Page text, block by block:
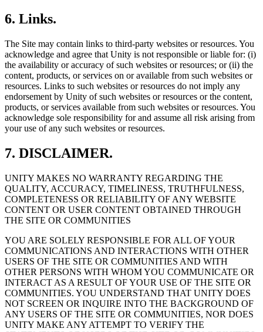
6. Links.
The Site may contain links to third-party websites or resources. You
acknowledge and agree that Unity is not responsible or liable for: (i)
the availability or accuracy of such websites or resources; or (ii) the
content, products, or services on or available from such websites or
resources. Links to such websites or resources do not imply any
endorsement by Unity of such websites or resources or the content,
products, or services available from such websites or resources. You
acknowledge sole responsibility for and assume all risk arising from
your use of any such websites or resources.
7. DISCLAIMER.
UNITY MAKES NO WARRANTY REGARDING THE
QUALITY, ACCURACY, TIMELINESS, TRUTHFULNESS,
COMPLETENESS OR RELIABILITY OF ANY WEBSITE
CONTENT OR USER CONTENT OBTAINED THROUGH
THE SITE OR COMMUNITIES
YOU ARE SOLELY RESPONSIBLE FOR ALL OF YOUR
COMMUNICATIONS AND INTERACTIONS WITH OTHER
USERS OF THE SITE OR COMMUNITIES AND WITH
OTHER PERSONS WITH WHOM YOU COMMUNICATE OR
INTERACT AS A RESULT OF YOUR USE OF THE SITE OR
COMMUNITIES. YOU UNDERSTAND THAT UNITY DOES
NOT SCREEN OR INQUIRE INTO THE BACKGROUND OF
ANY USERS OF THE SITE OR COMMUNITIES, NOR DOES
UNITY MAKE ANY ATTEMPT TO VERIFY THE